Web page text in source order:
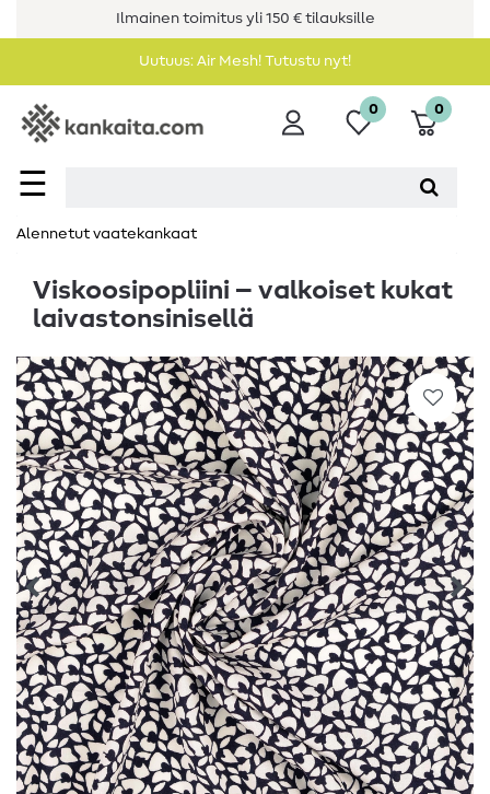
Ilmainen toimitus yli 150 € tilauksille
Uutuus: Air Mesh! Tutustu nyt!
☰
0 0
Alennetut vaatekankaat
Viskoosipopliini – valkoiset kukat
laivastonsinisellä